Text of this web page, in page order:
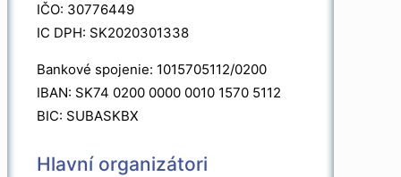
IČO: 30776449
IC DPH: SK2020301338
Bankové spojenie: 1015705112/0200
IBAN: SK74 0200 0000 0010 1570 5112
BIC: SUBASKBX
Hlavní organizátori